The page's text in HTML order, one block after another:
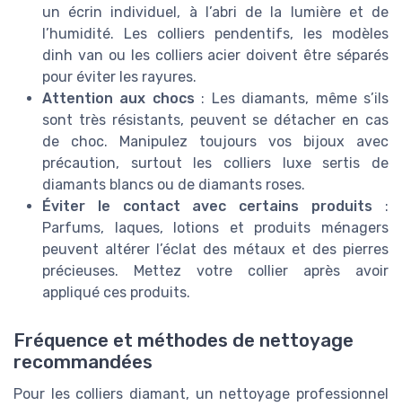
un écrin individuel, à l’abri de la lumière et de
l’humidité. Les colliers pendentifs, les modèles
dinh van ou les colliers acier doivent être séparés
pour éviter les rayures.
Attention aux chocs : Les diamants, même s’ils
sont très résistants, peuvent se détacher en cas
de choc. Manipulez toujours vos bijoux avec
précaution, surtout les colliers luxe sertis de
diamants blancs ou de diamants roses.
Éviter le contact avec certains produits :
Parfums, laques, lotions et produits ménagers
peuvent altérer l’éclat des métaux et des pierres
précieuses. Mettez votre collier après avoir
appliqué ces produits.
Fréquence et méthodes de nettoyage
recommandées
Pour les colliers diamant, un nettoyage professionnel